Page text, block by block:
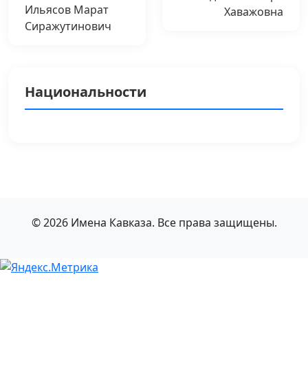
Ильясов Марат
Сиражутинович
Хаважовна
Национальности
© 2026 Имена Кавказа. Все права защищены.